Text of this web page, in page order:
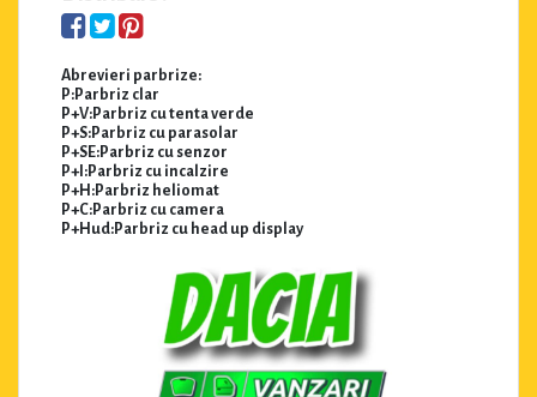
Abrevieri parbrize:
P:Parbriz clar
P+V:Parbriz cu tenta verde
P+S:Parbriz cu parasolar
P+SE:Parbriz cu senzor
P+I:Parbriz cu incalzire
P+H:Parbriz heliomat
P+C:Parbriz cu camera
P+Hud:Parbriz cu head up display